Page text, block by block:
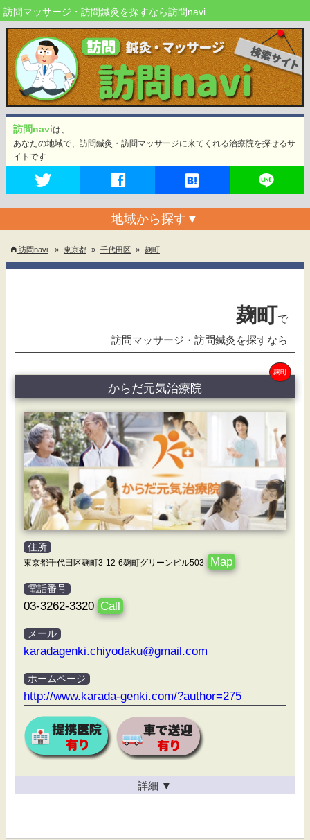
訪問マッサージ・訪問鍼灸を探すなら訪問navi
訪問naviは、
あなたの地域で、訪問鍼灸・訪問マッサージに来てくれる治療院を探せるサ
イトです
地域から探す ▼
訪問navi » 東京都 » 千代田区 » 麹町
麹町で
訪問マッサージ・訪問鍼灸を探すなら
麹町
からだ元気治療院
住所
東京都千代田区麹町3-12-6麹町グリーンビル503 Map
電話番号
03-3262-3320 Call
メール
karadagenki.chiyodaku@gmail.com
ホームページ
http://www.karada-genki.com/?author=275
詳細 ▼